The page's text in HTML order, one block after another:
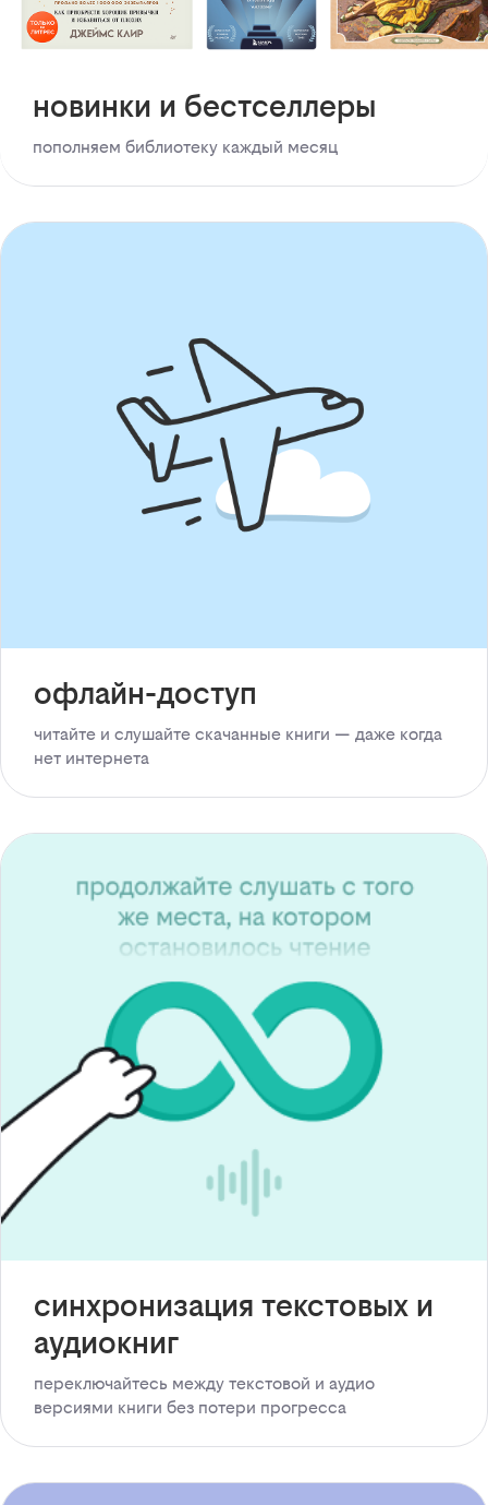
новинки и бестселлеры
пополняем библиотеку каждый месяц
офлайн-доступ
читайте и слушайте скачанные книги — даже когда
нет интернета
синхронизация текстовых и
аудиокниг
переключайтесь между текстовой и аудио
версиями книги без потери прогресса